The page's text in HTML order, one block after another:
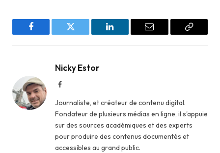
Facebook Twitter LinkedIn Email
Copy
Nicky Estor
Facebook
Journaliste, et créateur de contenu digital.
Fondateur de plusieurs médias en ligne, il s'appuie
sur des sources académiques et des experts
pour produire des contenus documentés et
accessibles au grand public.